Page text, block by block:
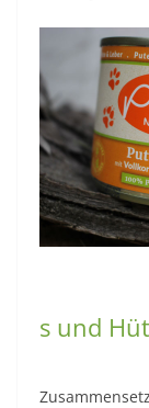
s und